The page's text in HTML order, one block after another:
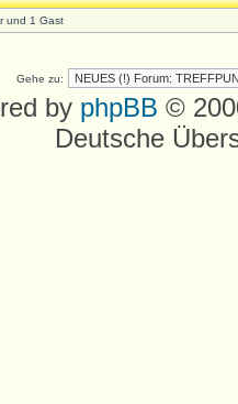
und 1 Gast
Gehe zu:
by phpBB ©
Deutsche